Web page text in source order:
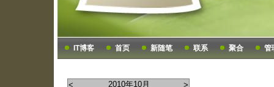
IT博客 首页 新随笔 联系 聚合 管
< 2010年10月
>